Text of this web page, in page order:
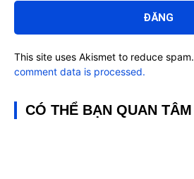
luận:
This site uses Akismet to reduce spam.
comment data is processed.
CÓ THỂ BẠN QUAN TÂM